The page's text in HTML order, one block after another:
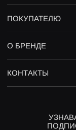
ПОКУПАТЕЛЮ
О БРЕНДЕ
КОНТАКТЫ